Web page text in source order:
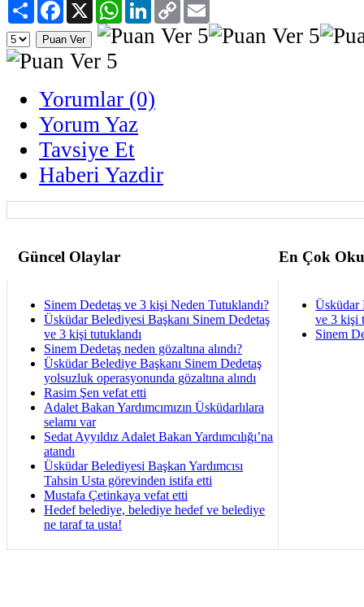
Paylaş Facebook
X WhatsAppLinkedIn
Copy
Link
Yorumlar (0)
Yorum Yaz
Tavsiye Et
Haberi Yazdir
Güncel Olaylar En Çok
Sinem Dedetaş ve 3 kişi Neden Tutuklandı?
Üsküdar Belediyesi Başkanı Sinem Dedetaş
ve 3 kişi tutuklandı
Sinem Dedetaş neden gözaltına alındı?
Üsküdar Belediye Başkanı Sinem Dedetaş
yolsuzluk operasyonunda gözaltına alındı
Rasim Şen vefat etti
Adalet Bakan Yardımcımızın Üsküdarlılara
selamı var
Sedat Ayyıldız Adalet Bakan Yardımcılığı’na
atandı
Üsküdar Belediyesi Başkan Yardımcısı
Tahsin Usta görevinden istifa etti
Mustafa Çetinkaya vefat etti
Hedef belediye, belediye hedef ve belediye
ne taraf ta usta!
Üsküdar
ve 3 kişi
Sinem